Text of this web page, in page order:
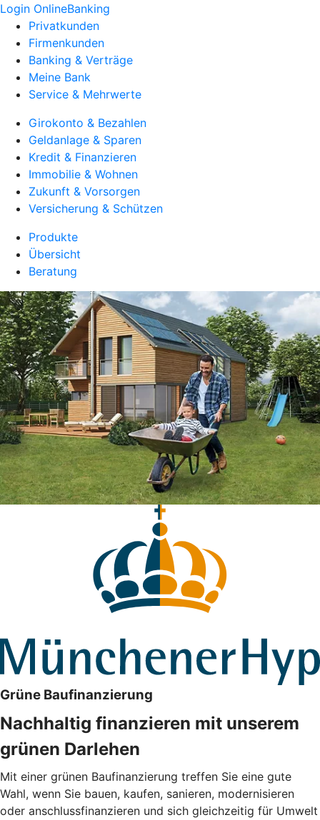
Login OnlineBanking
Privatkunden
Firmenkunden
Banking & Verträge
Meine Bank
Service & Mehrwerte
Girokonto & Bezahlen
Geldanlage & Sparen
Kredit & Finanzieren
Immobilie & Wohnen
Zukunft & Vorsorgen
Versicherung & Schützen
Produkte
Übersicht
Beratung
Grüne Baufinanzierung
Nachhaltig finanzieren mit unserem
grünen Darlehen
Mit einer grünen Baufinanzierung treffen Sie eine gute
Wahl, wenn Sie bauen, kaufen, sanieren, modernisieren
oder anschlussfinanzieren und sich gleichzeitig für Umwelt